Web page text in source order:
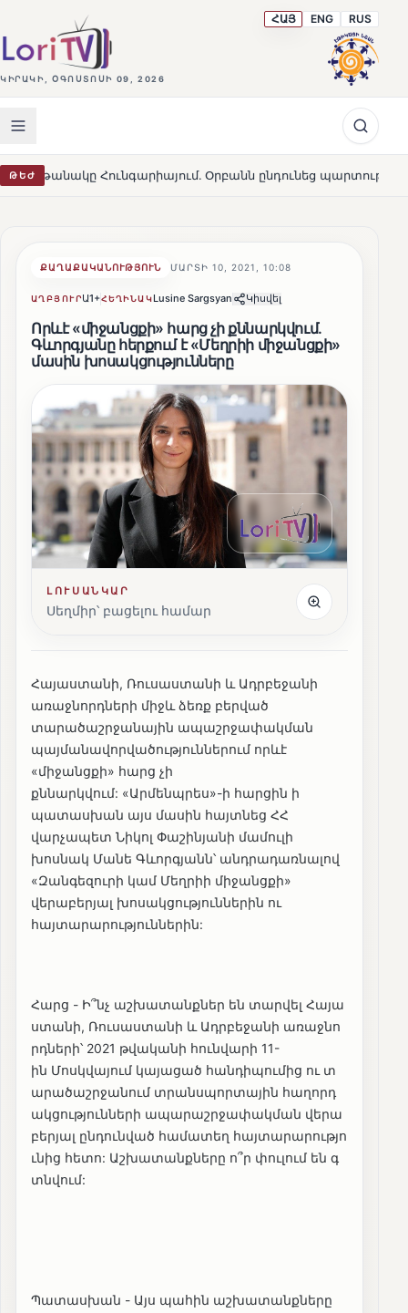
ԿԻՐԱԿԻ, ՕԳՈՍՏՈՍԻ 09, 2026
ՀԱՅ ENG RUS
ԹԵԺ Օրբանն ընդունեց պարտությունը HOT Մարթա
ՔԱՂԱՔԱԿԱՆՈՒԹՅՈՒՆ ՄԱՐՏԻ 10, 2021, 10:08
ԱՂԲՅՈՒՐԱ1+ՀԵՂԻՆԱԿLusine Sargsyan Կիսվել
Որևէ «միջանցքի» հարց չի քննարկվում.
Գևորգյանը հերքում է «Մեղրիի միջանցքի»
մասին խոսակցությունները
ԼՈՒՍԱՆԿԱՐ
Սեղմիր՝ բացելու համար
Հայաստանի, Ռուսաստանի և Ադրբեջանի
առաջնորդների միջև ձեռք բերված
տարածաշրջանային ապաշրջափակման
պայմանավորվածություններում որևէ
«միջանցքի» հարց չի
քննարկվում: «Արմենպրես»-ի հարցին ի
պատասխան այս մասին հայտնեց ՀՀ
վարչապետ Նիկոլ Փաշինյանի մամուլի
խոսնակ Մանե Գևորգյանն՝ անդրադառնալով
«Զանգեզուրի կամ Մեղրիի միջանցքի»
վերաբերյալ խոսակցություններին ու
հայտարարություններին:
Հարց - Ի՞նչ աշխատանքներ են տարվել Հայա
ստանի, Ռուսաստանի և Ադրբեջանի առաջնո
րդների՝ 2021 թվականի հունվարի 11-
ին Մոսկվայում կայացած հանդիպումից ու տ
արածաշրջանում տրանսպորտային հաղորդ
ակցությունների ապարաշրջափակման վերա
բերյալ ընդունված համատեղ հայտարարությո
ւնից հետո: Աշխատանքները ո՞ր փուլում են գ
տնվում:
Պատասխան - Այս պահին աշխատանքները